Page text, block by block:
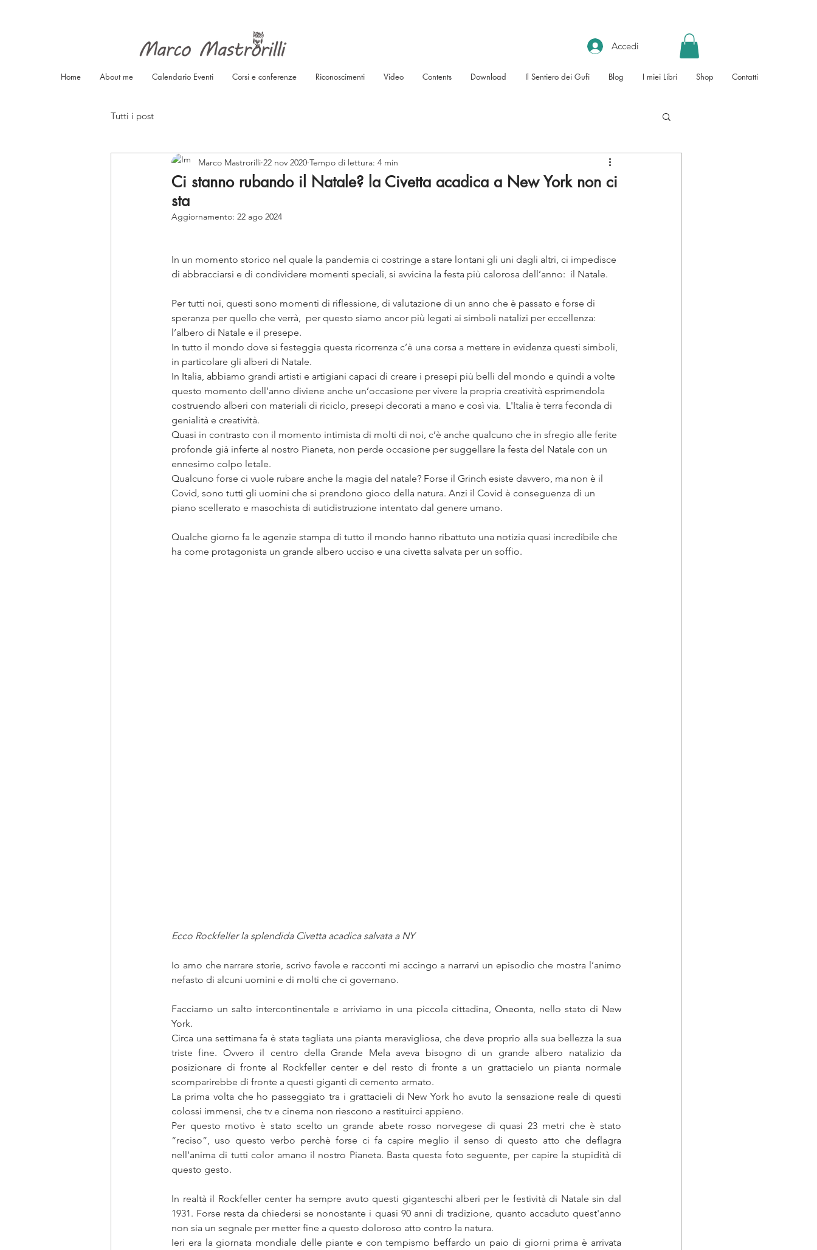
Accedi
Home About me Calendario Eventi Corsi e conferenze Riconoscimenti Video Contents Download Il Sentiero dei Gufi Blog I miei Libri Shop Contatti
Tutti i post
Ci stanno rubando il Natale? la Civetta acadica a New York non ci
sta
Marco Mastrorilli 22 nov 2020 Tempo di lettura: 4 min
Aggiornamento: 22 ago 2024
In un momento storico nel quale la pandemia ci costringe a stare lontani gli uni dagli altri, ci impedisce
di abbracciarsi e di condividere momenti speciali, si avvicina la festa più calorosa dell’anno:  il Natale.
Per tutti noi, questi sono momenti di riflessione, di valutazione di un anno che è passato e forse di
speranza per quello che verrà,  per questo siamo ancor più legati ai simboli natalizi per eccellenza:
l’albero di Natale e il presepe.
In tutto il mondo dove si festeggia questa ricorrenza c’è una corsa a mettere in evidenza questi simboli,
in particolare gli alberi di Natale.
In Italia, abbiamo grandi artisti e artigiani capaci di creare i presepi più belli del mondo e quindi a volte
questo momento dell’anno diviene anche un’occasione per vivere la propria creatività esprimendola
costruendo alberi con materiali di riciclo, presepi decorati a mano e così via.  L'Italia è terra feconda di
genialità e creatività.
Quasi in contrasto con il momento intimista di molti di noi, c’è anche qualcuno che in sfregio alle ferite
profonde già inferte al nostro Pianeta, non perde occasione per suggellare la festa del Natale con un
ennesimo colpo letale.
Qualcuno forse ci vuole rubare anche la magia del natale? Forse il Grinch esiste davvero, ma non è il
Covid, sono tutti gli uomini che si prendono gioco della natura. Anzi il Covid è conseguenza di un
piano scellerato e masochista di autidistruzione intentato dal genere umano.
Qualche giorno fa le agenzie stampa di tutto il mondo hanno ribattuto una notizia quasi incredibile che
ha come protagonista un grande albero ucciso e una civetta salvata per un soffio.
Ecco Rockfeller la splendida Civetta acadica salvata a NY
Io amo che narrare storie, scrivo favole e racconti mi accingo a narrarvi un episodio che mostra l’animo
nefasto di alcuni uomini e di molti che ci governano.
Facciamo un salto intercontinentale e arriviamo in una piccola cittadina, Oneonta,
nello stato di New
York.
Circa una settimana fa è stata tagliata una pianta meravigliosa, che deve proprio alla sua bellezza la sua
triste fine. Ovvero il centro della Grande Mela aveva bisogno di un grande albero natalizio da
posizionare di fronte al Rockfeller center e del resto di fronte a un grattacielo un pianta normale
scomparirebbe di fronte a questi giganti di cemento armato.
La prima volta che ho passeggiato tra i grattacieli di New York ho avuto la sensazione reale di questi
colossi immensi, che tv e cinema non riescono a restituirci appieno.
Per questo motivo è stato scelto un grande abete rosso norvegese di quasi 23 metri che è stato
“reciso”, uso questo verbo perchè forse ci fa capire meglio il senso di questo atto che deflagra
nell’anima di tutti color amano il nostro Pianeta. Basta questa foto seguente, per capire la stupidità di
questo gesto.
In realtà il Rockfeller center ha sempre avuto questi giganteschi alberi per le festività di Natale sin dal
1931. Forse resta da chiedersi se nonostante i quasi 90 anni di tradizione, quanto accaduto quest'anno
non sia un segnale per metter fine a questo doloroso atto contro la natura.
Ieri era la giornata mondiale delle piante e con tempismo beffardo un paio di giorni prima è arrivata